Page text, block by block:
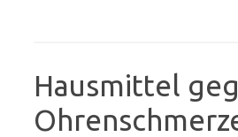
Hausmittel